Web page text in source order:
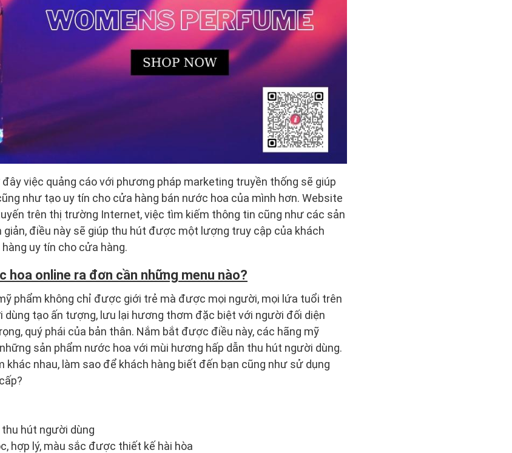
đây việc quảng cáo với phương pháp marketing truyền thống sẽ giúp
như tạo uy tín cho cửa hàng bán nước hoa của mình hơn. Website
trên thị trường Internet, việc tìm kiếm thông tin cũng như các sản
điều này sẽ giúp thu hút được một lượng truy cập của khách
uy tín cho cửa hàng.
hoa online ra đơn cần những menu nào?
phẩm không chỉ được giới trẻ mà được mọi người, mọi lứa tuổi trên
dùng tạo ấn tượng, lưu lại hương thơm đặc biệt với người đối diện
quý phái của bản thân. Nắm bắt được điều này, các hãng mỹ
sản phẩm nước hoa với mùi hương hấp dẫn thu hút người dùng.
khác nhau, làm sao để khách hàng biết đến bạn cũng như sử dụng
hút người dùng
hợp lý, màu sắc được thiết kế hài hòa